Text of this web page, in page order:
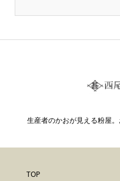
生産者のかおが見える粉屋
TOP